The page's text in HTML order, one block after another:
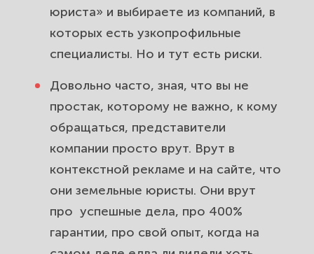
юриста» и выбираете из компаний, в
которых есть узкопрофильные
специалисты. Но и тут есть риски.
Довольно часто, зная, что вы не
простак, которому не важно, к кому
обращаться, представители
компании просто врут. Врут в
контекстной рекламе и на сайте, что
они земельные юристы. Они врут
про успешные дела, про 400%
гарантии, про свой опыт, когда на